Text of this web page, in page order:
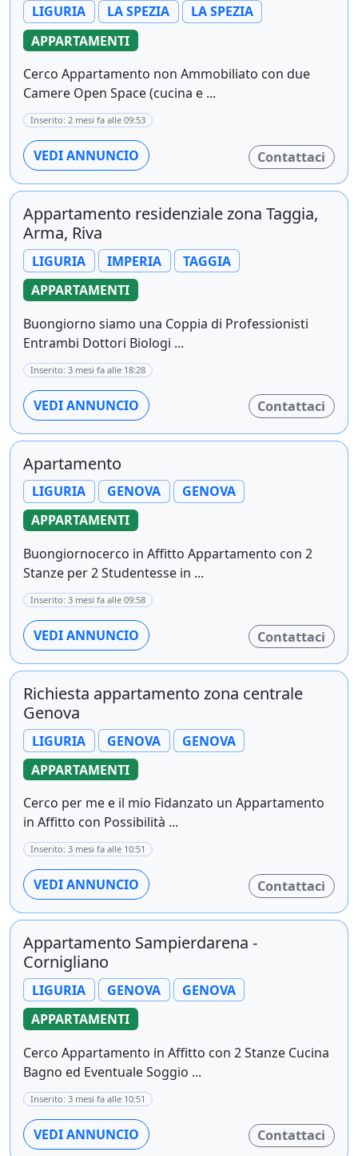
LIGURIA LA SPEZIA
LA SPEZIA
APPARTAMENTI
Cerco Appartamento non Ammobiliato con due
Camere Open Space (cucina e ...
Inserito: 2 mesi fa alle 09:53
VEDI ANNUNCIO Contattaci
Appartamento residenziale zona Taggia,
Arma, Riva
LIGURIA IMPERIA
TAGGIA
APPARTAMENTI
Buongiorno siamo una Coppia di Professionisti
Entrambi Dottori Biologi ...
Inserito: 3 mesi fa alle 18:28
VEDI ANNUNCIO Contattaci
Apartamento
LIGURIA GENOVA
GENOVA
APPARTAMENTI
Buongiornocerco in Affitto Appartamento con 2
Stanze per 2 Studentesse in ...
Inserito: 3 mesi fa alle 09:58
VEDI ANNUNCIO Contattaci
Richiesta appartamento zona centrale
Genova
LIGURIA GENOVA
GENOVA
APPARTAMENTI
Cerco per me e il mio Fidanzato un Appartamento
in Affitto con Possibilità ...
Inserito: 3 mesi fa alle 10:51
VEDI ANNUNCIO Contattaci
Appartamento Sampierdarena -
Cornigliano
LIGURIA GENOVA
GENOVA
APPARTAMENTI
Cerco Appartamento in Affitto con 2 Stanze Cucina
Bagno ed Eventuale Soggio ...
Inserito: 3 mesi fa alle 10:51
VEDI ANNUNCIO Contattaci